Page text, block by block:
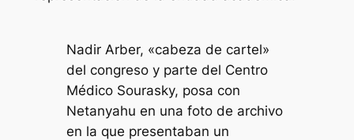
Nadir Arber, «cabeza de cartel»
del congreso y parte del Centro
Médico Sourasky, posa con
Netanyahu en una foto de archivo
en la que presentaban un